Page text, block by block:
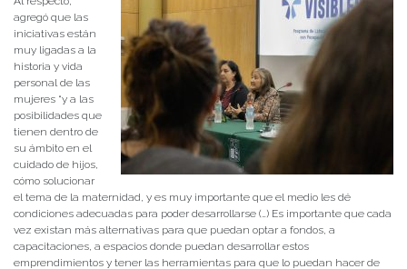
agregó que las
iniciativas están
muy ligadas a la
historia y vida
personal de las
mujeres “y a las
posibilidades que
tienen dentro de
su ámbito en el
cuidado de hijos,
cómo solucionar
el tema de la maternidad, y es muy importante que el medio les dé
condiciones adecuadas para poder desarrollarse (…) Es importante que cada
vez existan más alternativas para que puedan optar a fondos, a
capacitaciones, a espacios donde puedan desarrollar estos
emprendimientos y tener las herramientas para que lo puedan hacer de